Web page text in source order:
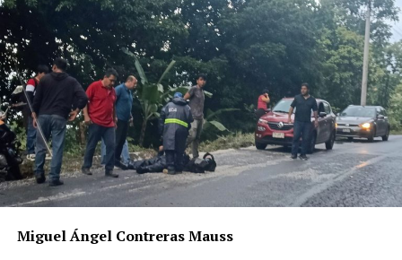
Miguel Ángel Contreras Mauss